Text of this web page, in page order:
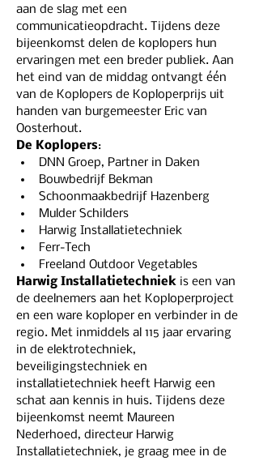
aan de slag met een
communicatieopdracht. Tijdens deze
bijeenkomst delen de koplopers hun
ervaringen met een breder publiek. Aan
het eind van de middag ontvangt één
van de Koplopers de Koploperprijs uit
handen van burgemeester Eric van
Oosterhout.
De Koplopers:
DNN Groep, Partner in Daken
Bouwbedrijf Bekman
Schoonmaakbedrijf Hazenberg
Mulder Schilders
Harwig Installatietechniek
Ferr-Tech
Freeland Outdoor Vegetables
Harwig Installatietechniek is een van
de deelnemers aan het Koploperproject
en een ware koploper en verbinder in de
regio. Met inmiddels al 115 jaar ervaring
in de elektrotechniek,
beveiligingstechniek en
installatietechniek heeft Harwig een
schat aan kennis in huis. Tijdens deze
bijeenkomst neemt Maureen
Nederhoed, directeur Harwig
Installatietechniek, je graag mee in de